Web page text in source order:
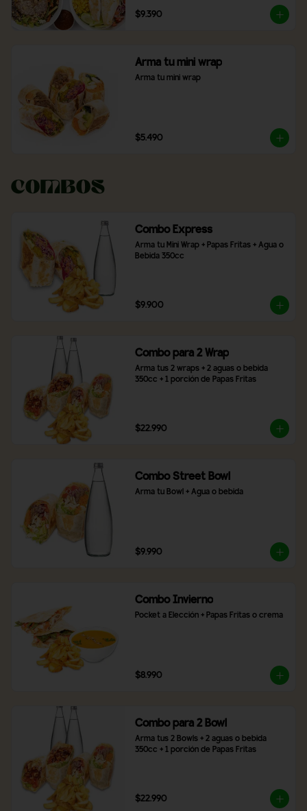
$9.390
Arma tu mini wrap
Arma tu mini wrap
$5.490
Combos
Combo Express
Arma tu Mini Wrap + Papas Fritas + Agua o
Bebida 350cc
$9.900
Combo para 2 Wrap
Arma tus 2 wraps + 2 aguas o bebida
350cc + 1 porción de Papas Fritas
$22.990
Combo Street Bowl
Arma tu Bowl + Agua o bebida
$9.990
Combo Invierno
Pocket a Elección + Papas Fritas o crema
$8.990
Combo para 2 Bowl
Arma tus 2 Bowls + 2 aguas o bebida
350cc + 1 porción de Papas Fritas
$22.990